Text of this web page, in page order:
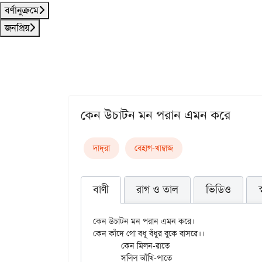
বর্ণানুক্রমে
জনপ্রিয়
কেন উচাটন মন পরান এমন করে
দাদ্‌রা বেহাগ-খাম্বাজ
বাণী রাগ ও তাল ভিডিও
কেন উচাটন মন পরান এমন করে।
কেন কাঁদে গো বধূ বঁধুর বুকে বাসরে।।
	সলিল আঁখি-পাতে